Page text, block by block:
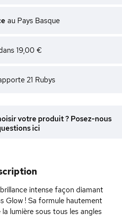
au Pays Basque
19,00 €
21 Rubys
votre produit ? Posez-nous
ici
intense façon diamant
Glow ! Sa formule hautement
lumière sous tous les angles